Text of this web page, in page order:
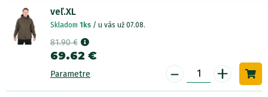
veľ.XL
Skladom 1ks / u vás už 07.08.
81.90 €
69.62 €
Parametre - +